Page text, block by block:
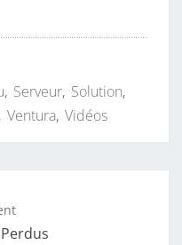
, Serveur, Solution,
, Ventura, Vidéos